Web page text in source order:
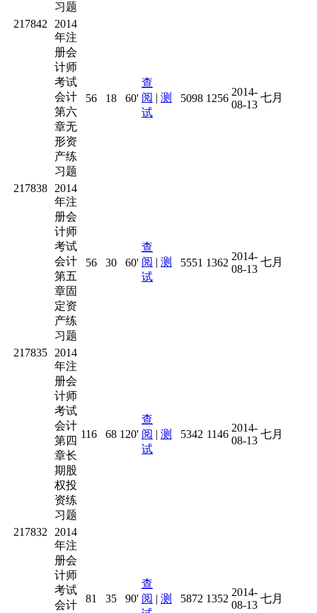
习题
217842
2014
年注
册会
计师
考试
会计
第六
章无
形资
产练
习题
56 18 60'
查
阅 | 测
试
5098 1256
2014-
08-13
七月
217838
2014
年注
册会
计师
考试
会计
第五
章固
定资
产练
习题
56 30 60'
查
阅 | 测
试
5551 1362
2014-
08-13
七月
217835
2014
年注
册会
计师
考试
会计
第四
章长
期股
权投
资练
习题
116 68 120'
查
阅 | 测
试
5342 1146
2014-
08-13
七月
217832
2014
年注
册会
计师
考试
会计
81 35 90'
查
阅 | 测
5872 1352
2014-
08-13
七月